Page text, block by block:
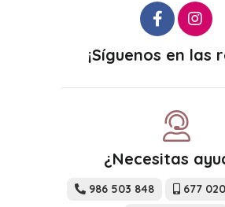
¡Síguenos en las
¿Necesitas
986 503 848
677